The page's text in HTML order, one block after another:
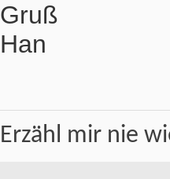
Gruß
Han
Erzähl mir nie